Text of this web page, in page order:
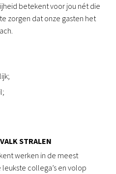
betekent voor jou nét die
zorgen dat onze gasten het
STRALEN
werken in de meest
collega’s en volop